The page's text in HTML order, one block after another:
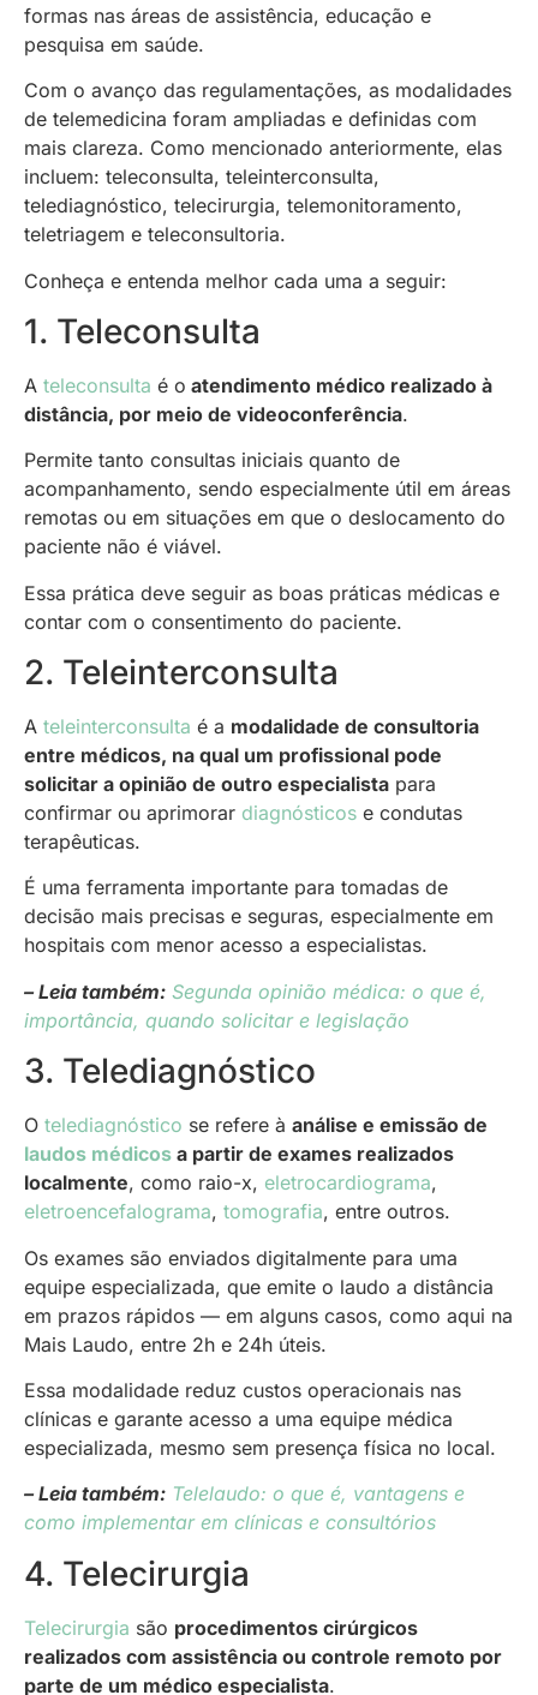
formas nas áreas de assistência, educação e
pesquisa em saúde.
Com o avanço das regulamentações, as modalidades
de telemedicina foram ampliadas e definidas com
mais clareza. Como mencionado anteriormente, elas
incluem: teleconsulta, teleinterconsulta,
telediagnóstico, telecirurgia, telemonitoramento,
teletriagem e teleconsultoria.
Conheça e entenda melhor cada uma a seguir:
1. Teleconsulta
A teleconsulta é o atendimento médico realizado à
distância, por meio de videoconferência.
Permite tanto consultas iniciais quanto de
acompanhamento, sendo especialmente útil em áreas
remotas ou em situações em que o deslocamento do
paciente não é viável.
Essa prática deve seguir as boas práticas médicas e
contar com o consentimento do paciente.
2. Teleinterconsulta
A teleinterconsulta é a modalidade de consultoria
entre médicos, na qual um profissional pode
solicitar a opinião de outro especialista para
confirmar ou aprimorar diagnósticos e condutas
terapêuticas.
É uma ferramenta importante para tomadas de
decisão mais precisas e seguras, especialmente em
hospitais com menor acesso a especialistas.
– Leia também: Segunda opinião médica: o que é,
importância, quando solicitar e legislação
3. Telediagnóstico
O telediagnóstico se refere à análise e emissão de
laudos médicos a partir de exames realizados
localmente, como raio-x, eletrocardiograma,
eletroencefalograma, tomografia, entre outros.
Os exames são enviados digitalmente para uma
equipe especializada, que emite o laudo a distância
em prazos rápidos — em alguns casos, como aqui na
Mais Laudo, entre 2h e 24h úteis.
Essa modalidade reduz custos operacionais nas
clínicas e garante acesso a uma equipe médica
especializada, mesmo sem presença física no local.
– Leia também: Telelaudo: o que é, vantagens e
como implementar em clínicas e consultórios
4. Telecirurgia
Telecirurgia são procedimentos cirúrgicos
realizados com assistência ou controle remoto por
parte de um médico especialista.